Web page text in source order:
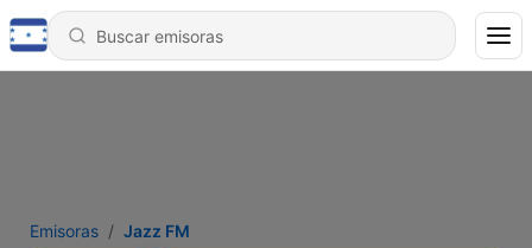
Emisoras Jazz FM